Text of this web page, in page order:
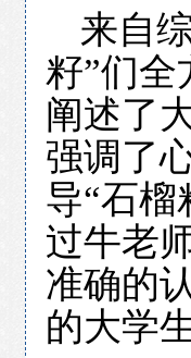
来自
籽”们全
阐述了
强调了
导“石榴
过牛老
准确的
的大学